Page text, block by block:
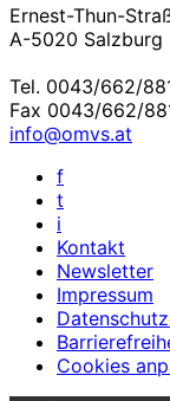
Ernest-Thun-
A-5020 Salzburg
Tel. 0043/662/
Fax 0043/662/
info@omvs.at
f
t
i
Kontakt
Newsletter
Impressum
Cookies